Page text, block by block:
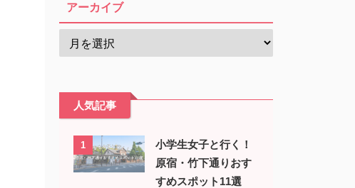
アーカイブ
人気記事
1
小学生女子と行く！
原宿・竹下通りおす
すめスポット11選